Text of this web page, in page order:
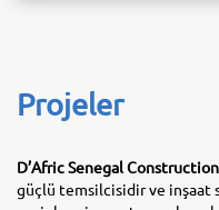
Projeler
D’Afric Senegal
güçlü temsilcisidir ve inşaat